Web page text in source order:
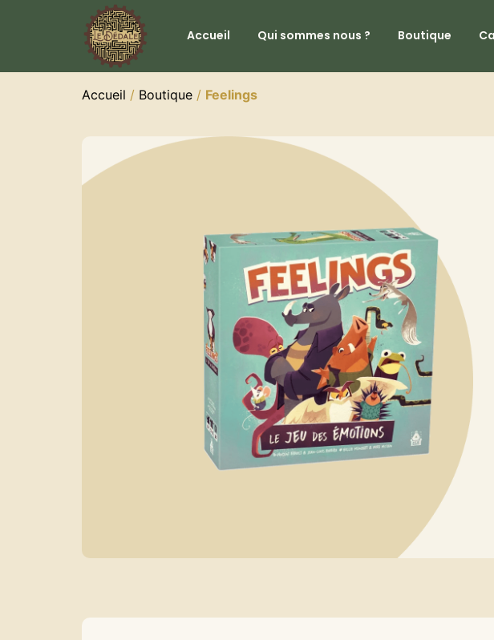
Accueil Qui sommes nous ? Boutique
Accueil / Boutique / Feelings